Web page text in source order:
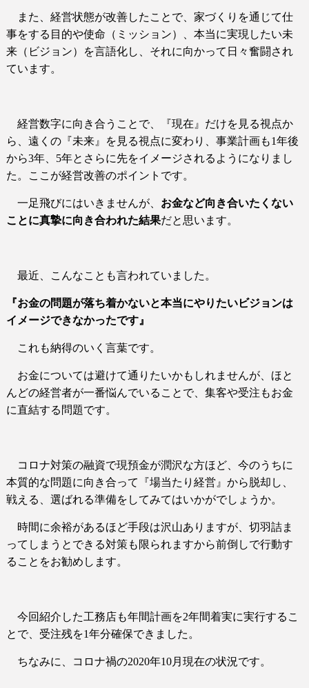
また、経営状態が改善したことで、家づくりを通じて仕
事をする目的や使命（ミッション）、本当に実現したい未
来（ビジョン）を言語化し、それに向かって日々奮闘され
ています。
経営数字に向き合うことで、『現在』だけを見る視点か
ら、遠くの『未来』を見る視点に変わり、事業計画も1年後
から3年、 5年とさらに先をイメージされるようになりまし
た。ここが経営改善のポイントです。
一足飛びにはいきませんが、 お金など向き合いたくない
ことに真摯に向き合われた結果だと思います。
最近、こんなことも言われていました。
『お金の問題が落ち着かないと本当にやりたいビジョンは
イメージできなかったです』
これも納得のいく言葉です。
お金については避けて通りたいかもしれませんが、ほと
んどの経営者が一番悩んでいることで、集客や受注もお金
に直結する問題です。
コロナ対策の融資で現預金が潤沢な方ほど、今のうちに
本質的な問題に向き合って『場当たり経営』から脱却し、
戦える、選ばれる準備をしてみてはいかがでしょうか。
時間に余裕があるほど手段は沢山ありますが、切羽詰ま
ってしまうとできる対策も限られますから前倒しで行動す
ることをお勧めします。
今回紹介した工務店も年間計画を2年間着実に実行するこ
とで、受注残を1年分確保できました。
ちなみに、コロナ禍の2020年10月現在の状況です。